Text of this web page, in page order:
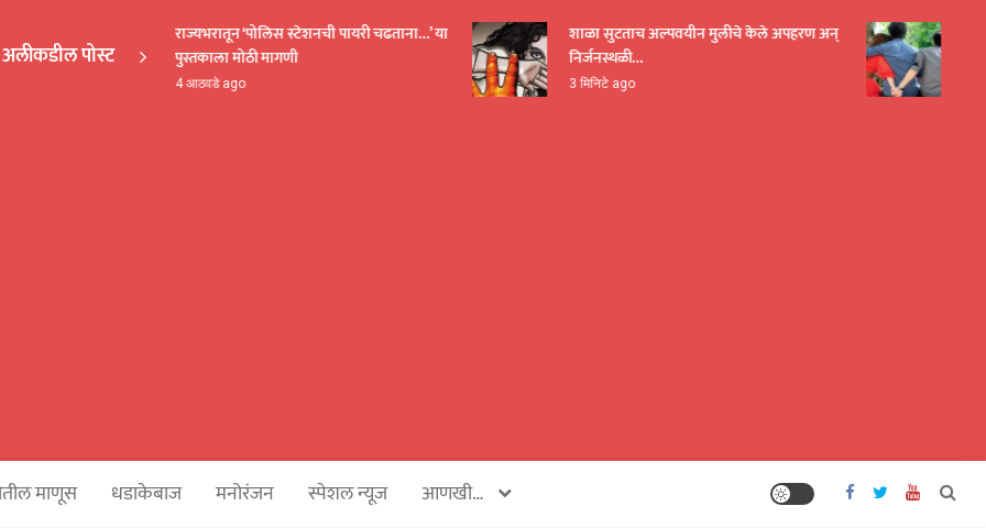
अलीकडील पोस्ट
राज्यभरातून ‘पोलिस स्टेशनची पायरी चढताना…’ या
पुस्तकाला मोठी मागणी
4 आठवडे ago
शाळा सुटताच अल्पवयीन मुलीचे केले अपहरण अन्
निर्जनस्थळी…
3 मिनिटे ago
प्रेमाचा
करत
40
माणूस धडाकेबाज मनोरंजन स्पेशल न्यूज आणखी…